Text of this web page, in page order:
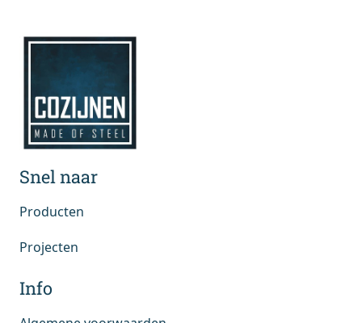
Snel naar
Producten
Projecten
Info